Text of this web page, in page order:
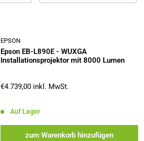
EPSON
Epson EB-L890E - WUXGA
Installationsprojektor mit 8000 Lumen
Sonderpreis
€4.739,00 inkl. MwSt.
Auf Lager
zum Warenkorb hinzufügen